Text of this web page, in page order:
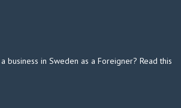
business in Sweden as a Foreigner? Read this